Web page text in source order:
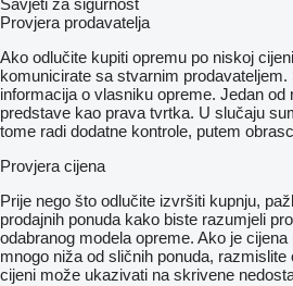
Savjeti za sigurnost
Provjera prodavatelja
Ako odlučite kupiti opremu po niskoj
komunicirate sa stvarnim
informacija o vlasniku opreme. Jedan od
predstave kao prava tvrtka. U slučaju
tome radi dodatne kontrole, putem
Provjera cijena
Prije nego što odlučite izvršiti kupnju,
prodajnih ponuda kako biste razumjeli
odabranog modela opreme. Ako je
mnogo niža od sličnih ponuda,
cijeni može ukazivati ​​na skrivene